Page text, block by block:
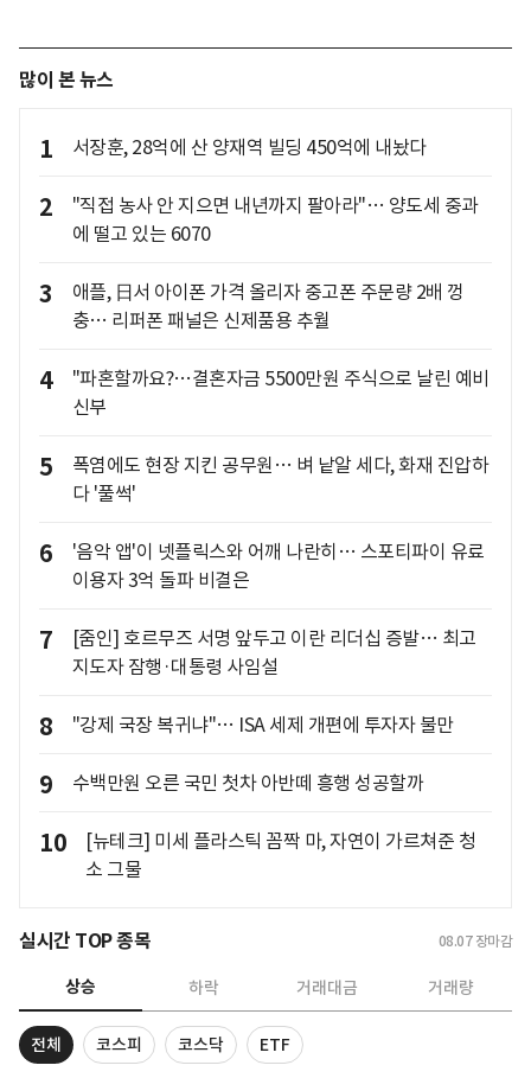
많이 본 뉴스
1 서장훈, 28억에 산 양재역 빌딩 450억에 내놨다
2
"직접 농사 안 지으면 내년까지 팔아라"… 양도세 중과
에 떨고 있는 6070
3
애플, 日서 아이폰 가격 올리자 중고폰 주문량 2배 껑
충… 리퍼폰 패널은 신제품용 추월
4
"파혼할까요?…결혼자금 5500만원 주식으로 날린 예비
신부
5
폭염에도 현장 지킨 공무원… 벼 낱알 세다, 화재 진압하
다 '풀썩'
6
'음악 앱'이 넷플릭스와 어깨 나란히… 스포티파이 유료
이용자 3억 돌파 비결은
7
[줌인] 호르무즈 서명 앞두고 이란 리더십 증발… 최고
지도자 잠행·대통령 사임설
8 "강제 국장 복귀냐"… ISA 세제 개편에 투자자 불만
9 수백만원 오른 국민 첫차 아반떼 흥행 성공할까
10
[뉴테크] 미세 플라스틱 꼼짝 마, 자연이 가르쳐준 청
소 그물
실시간 TOP 종목 08.07 장마감
상승 하락 거래대금 거래량
전체 코스피 코스닥 ETF